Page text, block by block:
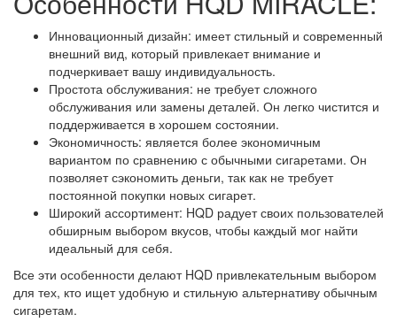
Инновационный дизайн: имеет стильный и современный
внешний вид, который привлекает внимание и
подчеркивает вашу индивидуальность.
Простота обслуживания: не требует сложного
обслуживания или замены деталей. Он легко чистится и
поддерживается в хорошем состоянии.
Экономичность: является более экономичным
вариантом по сравнению с обычными сигаретами. Он
позволяет сэкономить деньги, так как не требует
постоянной покупки новых сигарет.
Широкий ассортимент: HQD радует своих пользователей
обширным выбором вкусов, чтобы каждый мог найти
идеальный для себя.
Все эти особенности делают HQD привлекательным выбором
для тех, кто ищет удобную и стильную альтернативу обычным
сигаретам.